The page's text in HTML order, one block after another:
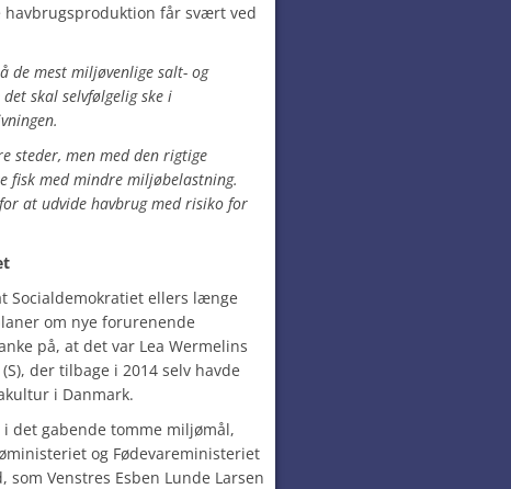
havbrugsproduktion får svært ved
de mest miljøvenlige salt- og
skal selvfølgelig ske i
steder, men med den rigtige
fisk med mindre miljøbelastning.
at udvide havbrug med risiko for
Socialdemokratiet ellers længe
om nye forurenende
på, at det var Lea Wermelins
der tilbage i 2014 selv havde
i Danmark.
det gabende tomme miljømål,
og Fødevareministeriet
Venstres Esben Lunde Larsen